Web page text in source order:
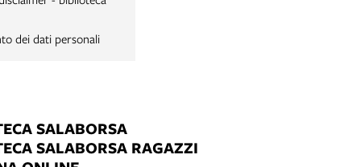
dei dati personali
SALABORSA
SALABORSA RAGAZZI